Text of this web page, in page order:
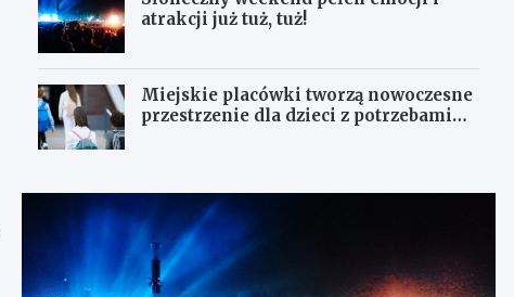
atrakcji już tuż, tuż!
Miejskie placówki tworzą nowoczesne
przestrzenie dla dzieci z potrzebami